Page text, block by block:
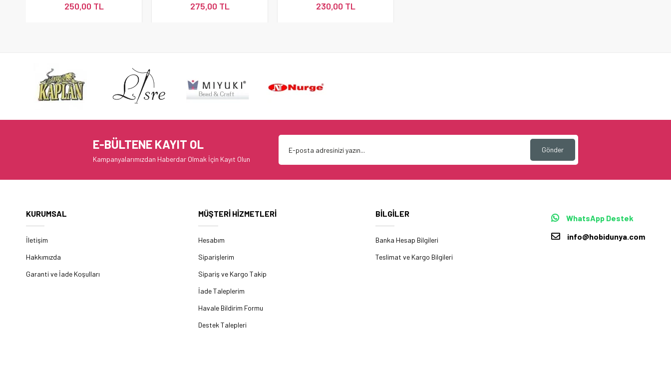
250,00 TL 275,00 TL 230,00 TL
E-BÜLTENE KAYIT OL
Kampanyalarımızdan Haberdar Olmak İçin Kayıt Olun
Gönder
KURUMSAL
İletişim
Hakkımızda
Garanti ve İade Koşulları
MÜŞTERİ HİZMETLERİ
Hesabım
Siparişlerim
Sipariş ve Kargo Takip
İade Taleplerim
Havale Bildirim Formu
Destek Talepleri
BİLGİLER
Banka Hesap Bilgileri
Teslimat ve Kargo Bilgileri
WhatsApp Destek
info@hobidunya.com